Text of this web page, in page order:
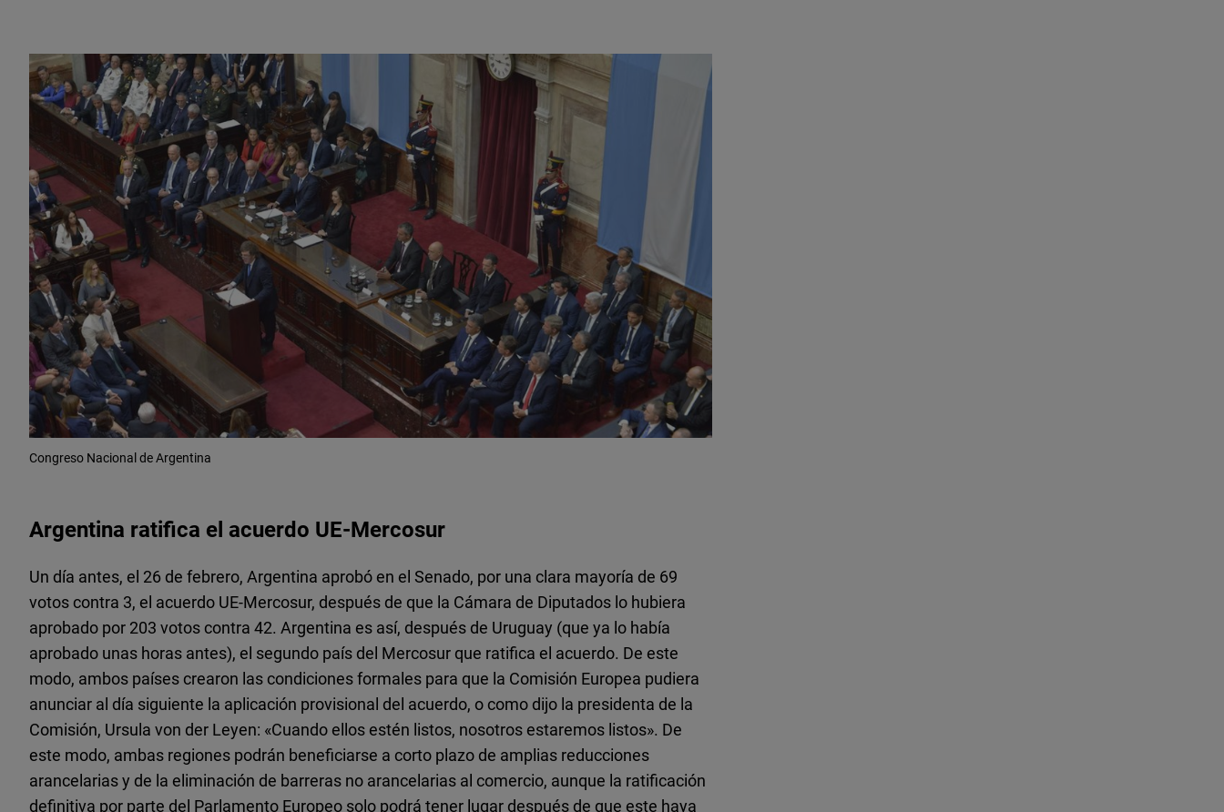
Congreso Nacional de Argentina
Argentina ratifica el acuerdo UE-Mercosur
Un día antes, el 26 de febrero, Argentina aprobó en el Senado, por una clara mayoría de 69
votos contra 3, el acuerdo UE-Mercosur, después de que la Cámara de Diputados lo hubiera
aprobado por 203 votos contra 42. Argentina es así, después de Uruguay (que ya lo había
aprobado unas horas antes), el segundo país del Mercosur que ratifica el acuerdo. De este
modo, ambos países crearon las condiciones formales para que la Comisión Europea pudiera
anunciar al día siguiente la aplicación provisional del acuerdo, o como dijo la presidenta de la
Comisión, Ursula von der Leyen: «Cuando ellos estén listos, nosotros estaremos listos». De
este modo, ambas regiones podrán beneficiarse a corto plazo de amplias reducciones
arancelarias y de la eliminación de barreras no arancelarias al comercio, aunque la ratificación
definitiva por parte del Parlamento Europeo solo podrá tener lugar después de que este haya